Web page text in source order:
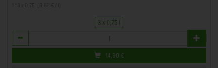
3 x 0,75 l
Anzahl
14,90 €